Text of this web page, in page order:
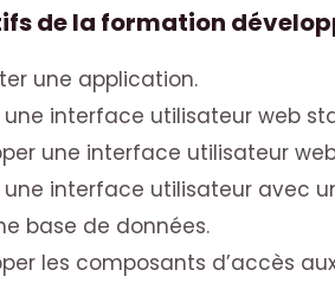
de la formation
une application.
une interface utilisateur web
une interface utilisateur
une interface utilisateur avec
base de données.
les composants d’accès